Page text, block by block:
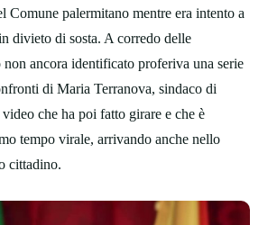
Comune palermitano mentre era intento a
divieto di sosta. A corredo delle
ancora identificato proferiva una serie
di Maria Terranova, sindaco di
che ha poi fatto girare e che è
tempo virale, arrivando anche nello
cittadino.